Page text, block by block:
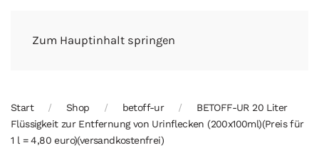
Zum Hauptinhalt springen
Start Shop betoff-ur
BETOFF-UR 20 Liter
Flüssigkeit zur Entfernung von Urinflecken (200x100ml)(Preis für
1 l = 4,80 euro)(versandkostenfrei)